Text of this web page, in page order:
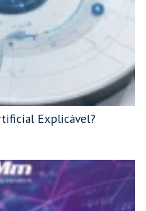
Explicável?